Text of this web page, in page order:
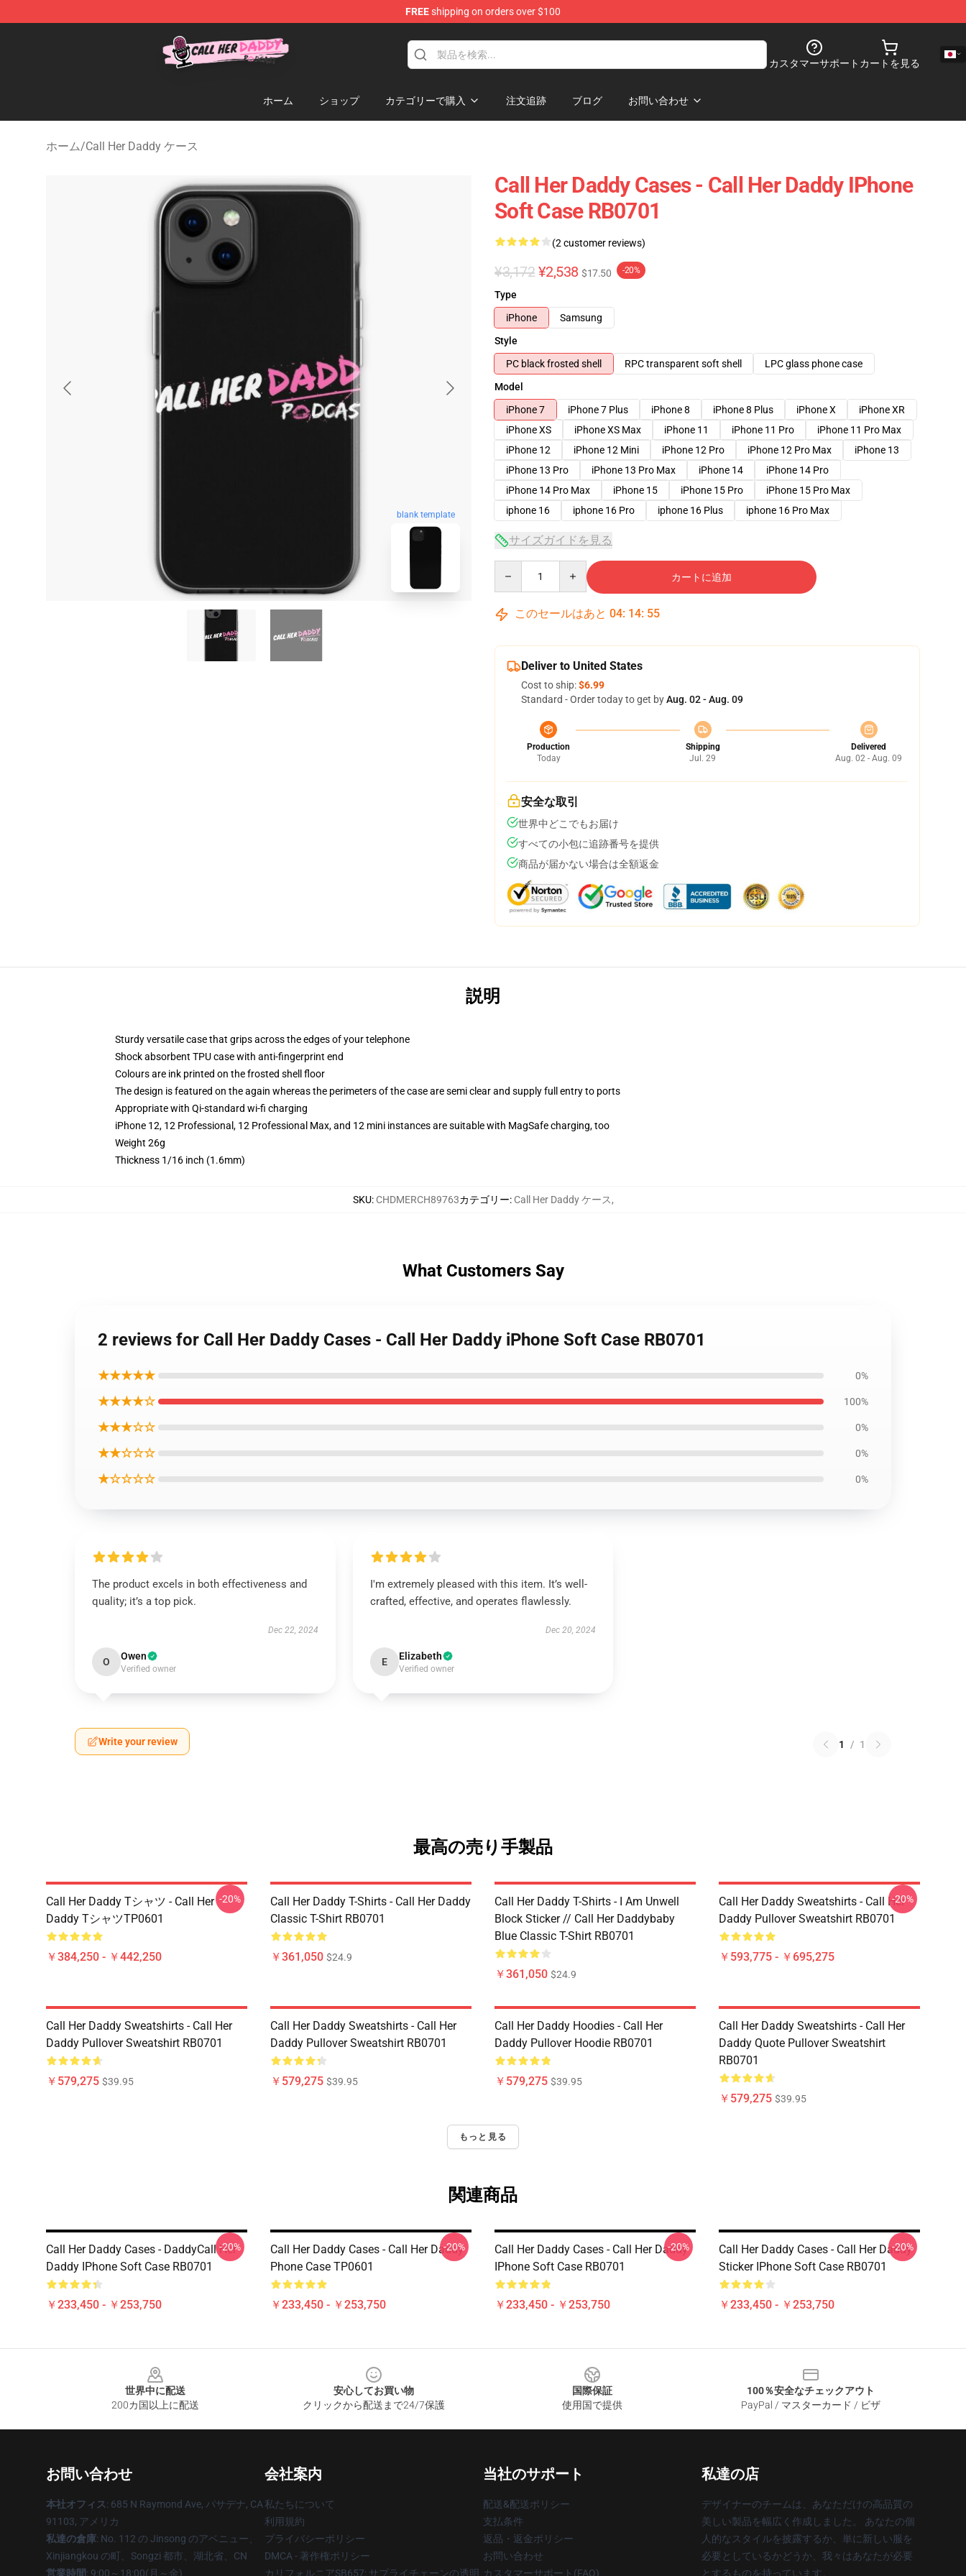
FREEshipping on orders over $100
Call Her Daddy Store - Official Call Her Daddy Merchandise Shop
カスタマーサポート カートを見る
ホーム ショップ カテゴリーで購入 注文追跡 ブログ お問い合わせ
ホーム/Call Her Daddy ケース
blank template
Call Her Daddy Cases - Call Her Daddy IPhone
Soft Case RB0701
(2 customer reviews)
¥3,172 ¥2,538 $17.50 -20%
Type
iPhone
Samsung
Style
PC black frosted shell
RPC transparent soft shell
LPC glass phone case
Model
iPhone 7
iPhone 7 Plus iPhone 8 iPhone 8 Plus iPhone X
iPhone XR
iPhone XS
iPhone XS Max iPhone 11 iPhone 11 Pro
iPhone 11 Pro Max
iPhone 12
iPhone 12 Mini iPhone 12 Pro iPhone 12 Pro Max
iPhone 13
iPhone 13 Pro
iPhone 13 Pro Max iPhone 14
iPhone 14 Pro
iPhone 14 Pro Max
iPhone 15 iPhone 15 Pro
iPhone 15 Pro Max
iphone 16
iphone 16 Pro iphone 16 Plus iphone 16 Pro Max
サイズガイドを見る
カートに追加
このセールはあと 04: 14: 54
Deliver to United States
Cost to ship:$6.99
Standard - Order today to get byAug. 02 - Aug. 09
Production
Today
Shipping
Jul. 29
Delivered
Aug. 02 - Aug. 09
安全な取引
世界中どこでもお届け
すべての小包に追跡番号を提供
商品が届かない場合は全額返金
説明
Sturdy versatile case that grips across the edges of your telephone
Shock absorbent TPU case with anti-fingerprint end
Colours are ink printed on the frosted shell floor
The design is featured on the again whereas the perimeters of the case are semi clear and supply full entry to ports
Appropriate with Qi-standard wi-fi charging
iPhone 12, 12 Professional, 12 Professional Max, and 12 mini instances are suitable with MagSafe charging, too
Weight 26g
Thickness 1/16 inch (1.6mm)
SKU: CHDMERCH89763カテゴリー: Call Her Daddy ケース,
What Customers Say
2 reviews for Call Her Daddy Cases - Call Her Daddy iPhone Soft Case RB0701
★★★★★ 0%
★★★★☆ 100%
★★★☆☆ 0%
★★☆☆☆ 0%
★☆☆☆☆ 0%
The product excels in both effectiveness and
quality; it’s a top pick.
Dec 22, 2024
O Owen
Verified owner
I'm extremely pleased with this item. It’s well-
crafted, effective, and operates flawlessly.
Dec 20, 2024
E Elizabeth
Verified owner
Write your review 1 / 1
最高の売り手製品
Call Her Daddy Tシャツ - Call Her
Daddy TシャツTP0601
￥384,250 - ￥442,250
-20%
Call Her Daddy T-Shirts - Call Her Daddy
Classic T-Shirt RB0701
￥361,050 $24.9
Call Her Daddy T-Shirts - I Am Unwell
Block Sticker // Call Her Daddybaby
Blue Classic T-Shirt RB0701
￥361,050 $24.9
Call Her Daddy Sweatshirts - Call Her
Daddy Pullover Sweatshirt RB0701
￥593,775 - ￥695,275
-20%
Call Her Daddy Sweatshirts - Call Her
Daddy Pullover Sweatshirt RB0701
￥579,275 $39.95
Call Her Daddy Sweatshirts - Call Her
Daddy Pullover Sweatshirt RB0701
￥579,275 $39.95
Call Her Daddy Hoodies - Call Her
Daddy Pullover Hoodie RB0701
￥579,275 $39.95
Call Her Daddy Sweatshirts - Call Her
Daddy Quote Pullover Sweatshirt
RB0701
￥579,275 $39.95
もっと見る
関連商品
Call Her Daddy Cases - DaddyCall Her
Daddy IPhone Soft Case RB0701
￥233,450 - ￥253,750
-20%
Call Her Daddy Cases - Call Her Daddy
Phone Case TP0601
￥233,450 - ￥253,750
-20%
Call Her Daddy Cases - Call Her Daddy
IPhone Soft Case RB0701
￥233,450 - ￥253,750
-20%
Call Her Daddy Cases - Call Her Daddy
Sticker IPhone Soft Case RB0701
￥233,450 - ￥253,750
-20%
世界中に配送
200カ国以上に配送
安心してお買い物
クリックから配送まで24/7保護
国際保証
使用国で提供
100％安全なチェックアウト
PayPal / マスターカード / ビザ
お問い合わせ
本社オフィス: 685 N Raymond Ave, パサデナ, CA
91103, アメリカ
私達の倉庫: No. 112 の Jinsong のアベニュー、
Xinjiangkou の町、Songzi 都市、湖北省、CN
営業時間: 9:00～18:00(月～金)
会社案内
私たちについて
利用規約
プライバシーポリシー
DMCA - 著作権ポリシー
カリフォルニアSB657: サプライチェーンの透明
当社のサポート
配送&配送ポリシー
支払条件
返品・返金ポリシー
お問い合わせ
カスタマーサポート(FAQ)
私達の店
デザイナーのチームは、あなただけの高品質の
美しい製品を幅広く作成しました。 あなたの個
人的なスタイルを披露するか、単に新しい服を
必要としているかどうか、我々はあなたが必要
とするものを持っています。